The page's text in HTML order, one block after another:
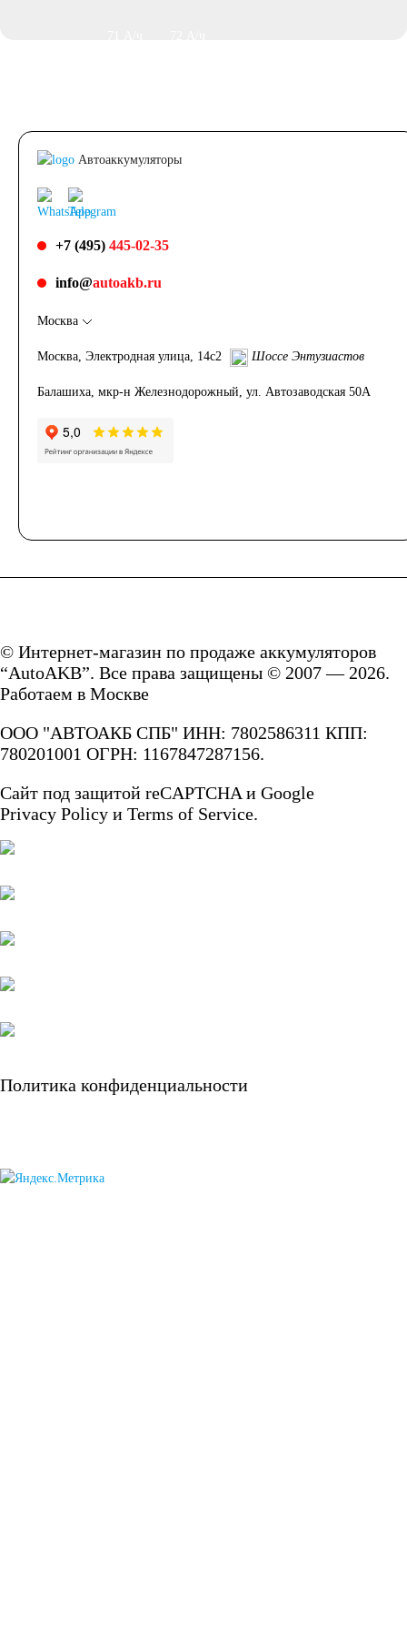
84 А/ч
90 А/ч
98 А/ч
100 А/ч
105 А/ч
106 А/ч 110 А/ч
115 А/ч 120 А/ч
Автоаккумуляторы
+7 (495) 445-02-35
info@autoakb.ru
Москва
Москва, Электродная улица, 14с2 Шоссе Энтузиастов
Балашиха, мкр-н Железнодорожный, ул. Автозаводская 50А
© Интернет-магазин по продаже аккумуляторов
“AutoAKB”. Все права защищены © 2007 — 2026.
Работаем в Москве
ООО "АВТОАКБ СПБ" ИНН: 7802586311 КПП:
780201001 ОГРН: 1167847287156.
Сайт под защитой reCAPTCHA и Google
Privacy Policy и Terms of Service.
Политика конфиденциальности